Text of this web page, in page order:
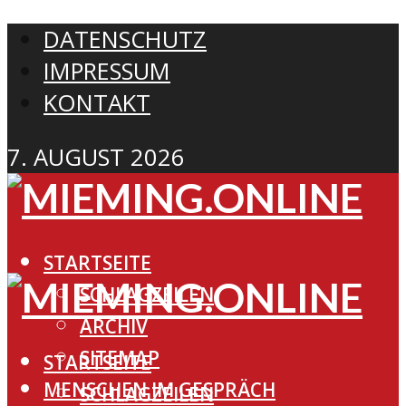
DATENSCHUTZ
IMPRESSUM
KONTAKT
7. AUGUST 2026
STARTSEITE
SCHLAGZEILEN
ARCHIV
SITEMAP
MENSCHEN IM GESPRÄCH
STARTSEITE
SCHLAGZEILEN